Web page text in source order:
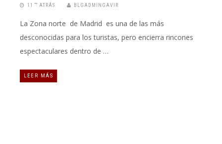
11 “” ATRÁS BLGADMINGAVIR
La Zona norte de Madrid es una de las más
desconocidas para los turistas, pero encierra rincones
espectaculares dentro de …
LEER MÁS